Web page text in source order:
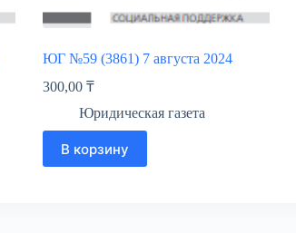
ЮГ №59 (3861) 7 августа 2024
300,00 ₸
Юридическая газета
В корзину